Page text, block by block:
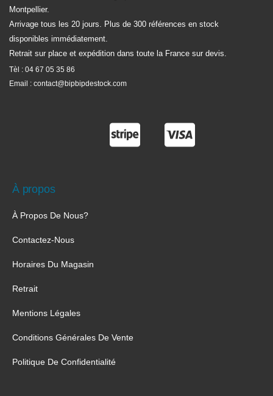
Montpellier.
Arrivage tous les 20 jours. Plus de 300 références en stock
disponibles immédiatement.
Retrait sur place et expédition dans toute la France sur devis.
Tèl : 04 67 05 35 86
Email : contact@bipbipdestock.com
À propos
À Propos De Nous?
Contactez-Nous
Horaires Du Magasin
Retrait
Mentions Légales
Conditions Générales De Vente
Politique De Confidentialité